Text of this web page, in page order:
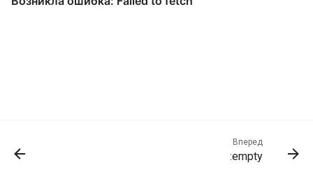
Вперед
:empty